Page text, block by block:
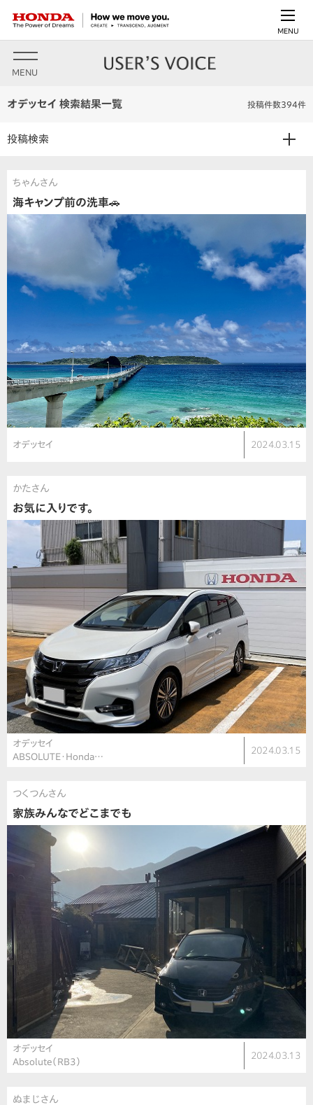
MENU
MENU
オデッセイ 検索結果一覧 投稿件数394件
投稿検索
ちゃんさん
海キャンプ前の洗車🚗
オデッセイ 2024.03.15
かたさん
お気に入りです。
オデッセイ
ABSOLUTE・Honda…
2024.03.15
つくつんさん
家族みんなでどこまでも
オデッセイ
Absolute（RB3）
2024.03.13
ぬまじさん